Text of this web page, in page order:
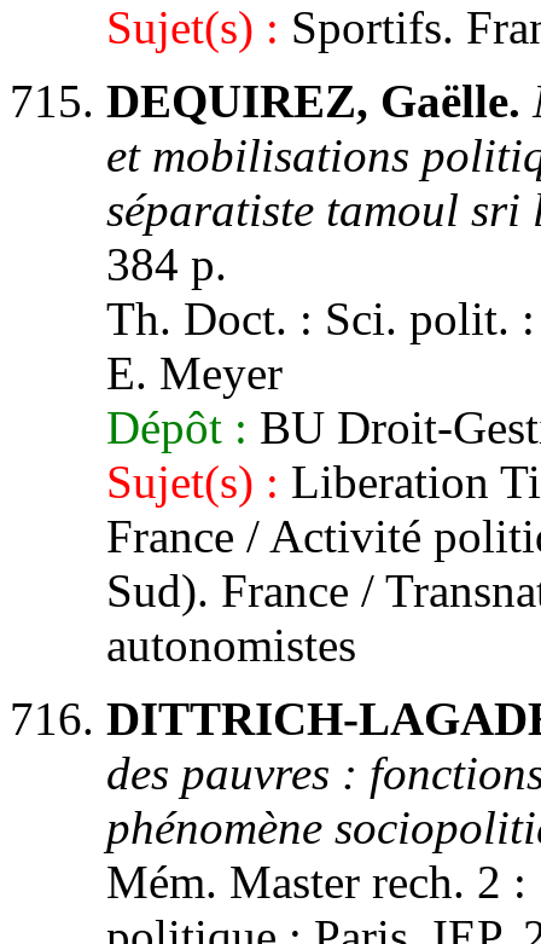
Sujet(s) : Sportifs.
DEQUIREZ, Gaëlle.
et mobilisations
séparatiste tamoul sri
384 p.
Th. Doct. : Sci. polit.
E. Meyer
Dépôt : BU Droit-
Sujet(s) : Liberation
France / Activité
Sud). France /
autonomistes
DITTRICH-
des pauvres :
phénomène
Mém. Master rech. 2